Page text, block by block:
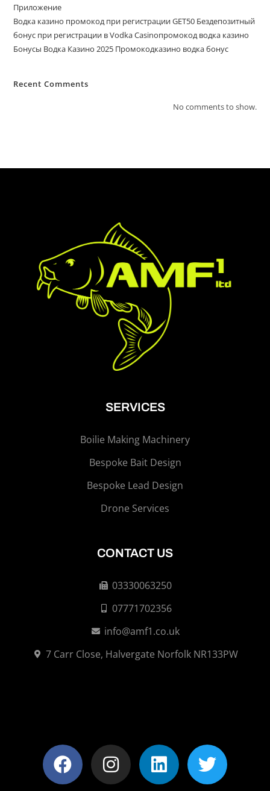
Приложение
Водка казино промокод при регистрации GET50 Бездепозитный
бонус при регистрации в Vodka Casinoпромокод водка казино
Бонусы Водка Казино 2025 Промокодказино водка бонус
Recent Comments
No comments to show.
SERVICES
Boilie Making Machinery
Bespoke Bait Design
Bespoke Lead Design
Drone Services
CONTACT US
03330063250
07771702356
info@amf1.co.uk
7 Carr Close, Halvergate Norfolk NR133PW